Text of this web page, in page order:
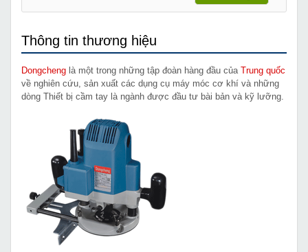
Thông tin thương hiệu
Dongcheng là một trong những tập đoàn hàng đầu của Trung quốc
về nghiên cứu, sản xuất các dụng cụ máy móc cơ khí và những
dòng Thiết bị cầm tay là ngành được đầu tư bài bản và kỹ lưỡng.